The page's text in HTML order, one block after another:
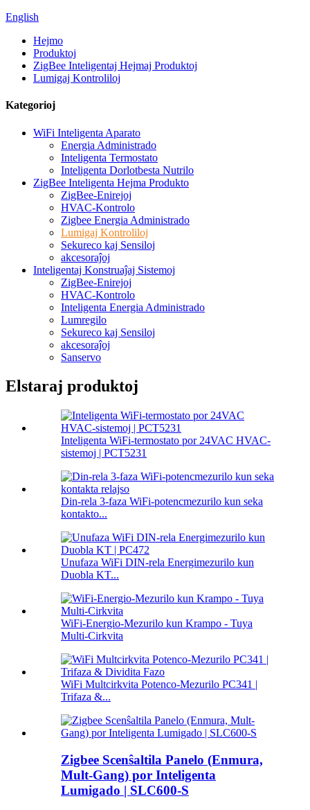
English
Hejmo
Produktoj
ZigBee Inteligentaj Hejmaj Produktoj
Lumigaj Kontroliloj
Kategorioj
WiFi Inteligenta Aparato
Energia Administrado
Inteligenta Termostato
Inteligenta Dorlotbesta Nutrilo
ZigBee Inteligenta Hejma Produkto
ZigBee-Enirejoj
HVAC-Kontrolo
Zigbee Energia Administrado
Lumigaj Kontroliloj
Sekureco kaj Sensiloj
akcesoraĵoj
Inteligentaj Konstruaĵaj Sistemoj
ZigBee-Enirejoj
HVAC-Kontrolo
Inteligenta Energia Administrado
Lumregilo
Sekureco kaj Sensiloj
akcesoraĵoj
Sanservo
Elstaraj produktoj
Inteligenta WiFi-termostato por 24VAC HVAC-
sistemoj | PCT5231
Din-rela 3-faza WiFi-potencmezurilo kun seka
kontakto...
Unufaza WiFi DIN-rela Energimezurilo kun
Duobla KT...
WiFi-Energio-Mezurilo kun Krampo - Tuya
Multi-Cirkvita
WiFi Multcirkvita Potenco-Mezurilo PC341 |
Trifaza &...
Zigbee Scenŝaltila Panelo (Enmura,
Mult-Gang) por Inteligenta
Lumigado | SLC600-S